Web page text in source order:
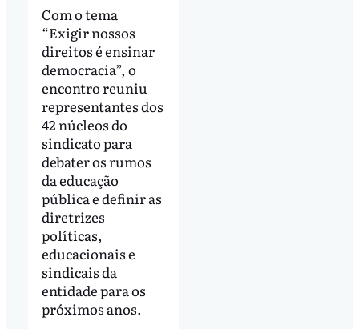
Com o tema
“Exigir nossos
direitos é ensinar
democracia”, o
encontro reuniu
representantes dos
42 núcleos do
sindicato para
debater os rumos
da educação
pública e definir as
diretrizes
políticas,
educacionais e
sindicais da
entidade para os
próximos anos.